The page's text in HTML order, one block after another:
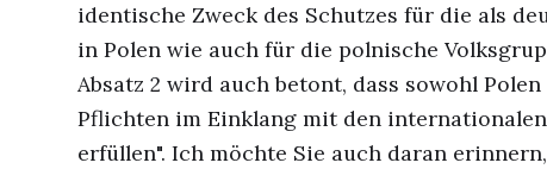
identische Zweck des Schutzes für die als
in Polen wie auch für die polnische
Absatz 2 wird auch betont, dass sowohl
Pflichten im Einklang mit den
erfüllen". Ich möchte Sie auch daran